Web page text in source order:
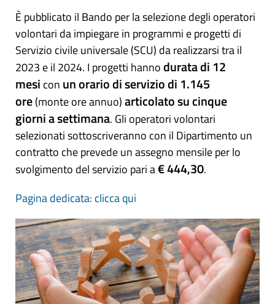
È pubblicato il Bando per la selezione degli operatori
volontari da impiegare in programmi e progetti di
Servizio civile universale (SCU) da realizzarsi tra il
2023 e il 2024. I progetti hannodurata di 12
mesi con un orario di servizio di 1.145
ore(monte ore annuo)articolato su cinque
giorni a settimana. Gli operatori volontari
selezionati sottoscriveranno con il Dipartimento un
contratto che prevede un assegno mensile per lo
svolgimento del servizio pari a€ 444,30.
Pagina dedicata: clicca qui